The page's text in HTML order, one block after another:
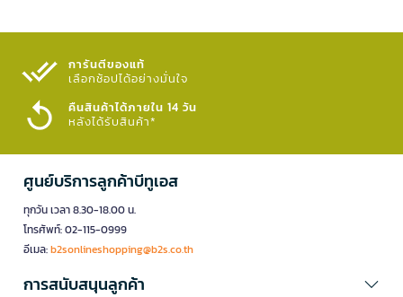
การันตีของแท้
เลือกช้อปได้อย่างมั่นใจ​
คืนสินค้าได้ภายใน 14 วัน
หลังได้รับสินค้า*
ศูนย์บริการลูกค้าบีทูเอส
ทุกวัน เวลา 8.30-18.00 น.
โทรศัพท์: 02-115-0999
อีเมล:b2sonlineshopping@b2s.co.th
การสนับสนุนลูกค้า